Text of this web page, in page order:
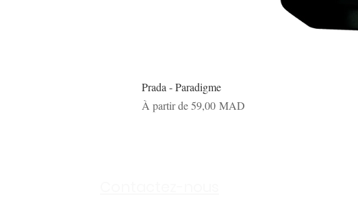
Prada - Paradigme
À partir de59,00 MAD
Prix promotionnel